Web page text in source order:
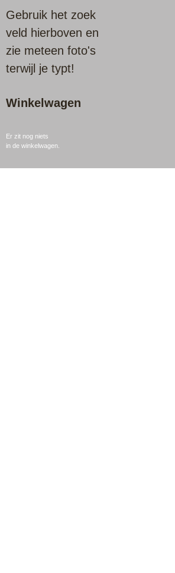
Gebruik het zoek
veld hierboven en
zie meteen foto's
terwijl je typt!
Winkelwagen
Er zit nog niets
in de winkelwagen.